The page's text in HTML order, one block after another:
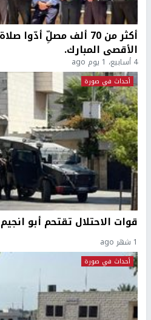
أكثر من 70 ألف مصلِّ
الأقصى المبارك.
4 أسابيع، 1 يوم ago
أحداث في صورة
قوات الاحتلال تقتحم أبو
1 شهر ago
أحداث في صورة